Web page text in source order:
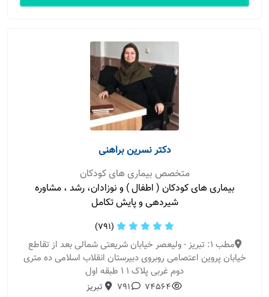
دکتر نسرین براهنی
متخصص بیماری های کودکان
بیماری های کودکان ( اطفال ) و نوزادان، رشد ، مشاوره
شیردهی و پایش تکامل
(791)
مطب 1: تبریز - ولیعصر خیابان شریعتی شمالی بعد از تقاطع
خیابان پروین اعتصامی روبروی دبیرستان انقلاب اسلامی ده متری
دوم غربی پلاک ۱ ۱ طبقه اول
74564
791 تبریز